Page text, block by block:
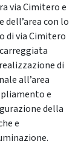
via Cimitero e
dell’area con lo
di via Cimitero
di
all’area
e
della
e